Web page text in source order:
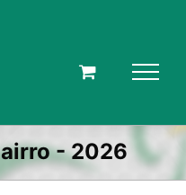
- 2026